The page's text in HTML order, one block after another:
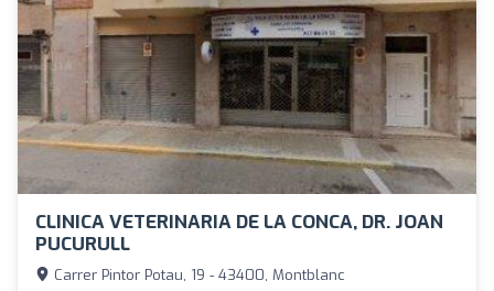
CLINICA VETERINARIA DE LA CONCA, DR. JOAN
PUCURULL
Carrer Pintor Potau, 19 - 43400, Montblanc